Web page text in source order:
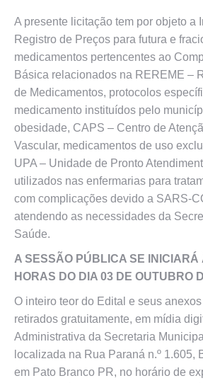
A presente licitação tem por objeto a
Registro de Preços para futura e
medicamentos pertencentes ao
Básica relacionados na REREME –
de Medicamentos, protocolos
medicamento instituídos pelo
obesidade, CAPS – Centro de
Vascular, medicamentos de uso
UPA – Unidade de Pronto
utilizados nas enfermarias para
com complicações devido a SARS-
atendendo as necessidades da
Saúde.
A SESSÃO PÚBLICA SE INICIARÁ
HORAS DO DIA 03 DE OUTUBRO
O inteiro teor do Edital e seus
retirados gratuitamente, em mídia
Administrativa da Secretaria
localizada na Rua Paraná n.º 1.605,
em Pato Branco PR, no horário de